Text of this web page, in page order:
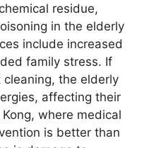
residue,
in the elderly
include increased
family stress. If
the elderly
affecting their
where medical
is better than